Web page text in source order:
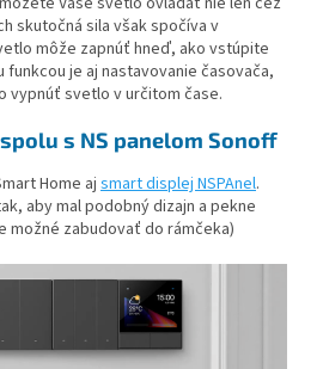
skutočná sila však spočíva v
môže zapnúť hneď, ako vstúpite
je aj nastavovanie časovača,
vypnúť svetlo v určitom čase.
s NS panelom Sonoff
Home aj smart displej NSPAnel.
aby mal podobný dizajn a pekne
možné zabudovať do rámčeka)